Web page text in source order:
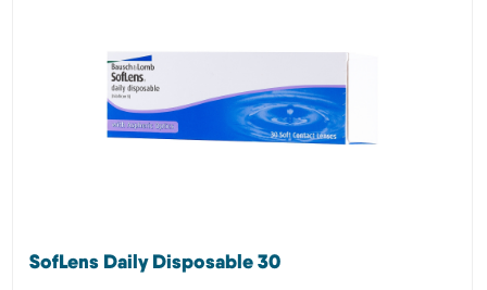
SofLens Daily Disposable 30